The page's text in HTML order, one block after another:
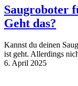
Saugroboter
Geht das?
Kannst du deinen
ist geht. Allerdings
6. April 2025